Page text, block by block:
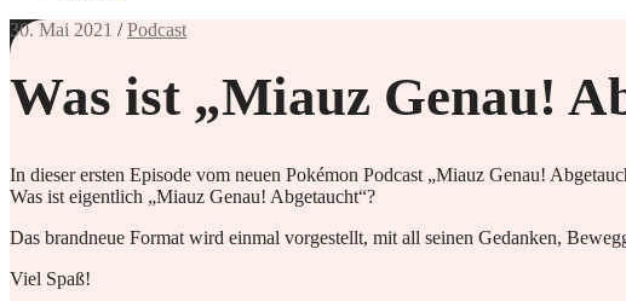
30. Mai 2021 /Podcast
Was ist „Miauz Genau!
In dieser ersten Episode vom neuen Pokémon Podcast „Miauz Genau!
Was ist eigentlich „Miauz Genau! Abgetaucht“?
Das brandneue Format wird einmal vorgestellt, mit all seinen Gedanken,
Viel Spaß!